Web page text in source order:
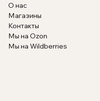
О нас
Магазины
Контакты
Мы на Ozon
Мы на Wildberries